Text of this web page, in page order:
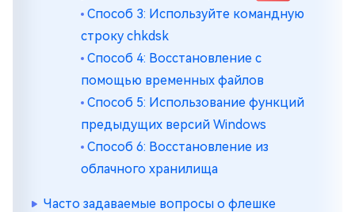
Способ 3: Используйте командную
строку chkdsk
Способ 4: Восстановление с
помощью временных файлов
Способ 5: Использование функций
предыдущих версий Windows
Способ 6: Восстановление из
облачного хранилища
Часто задаваемые вопросы о флешке